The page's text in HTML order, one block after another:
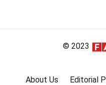
© 2023
About Us Editorial